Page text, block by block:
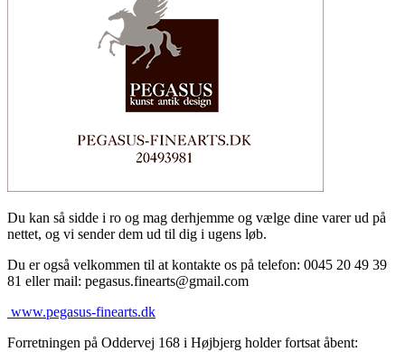
Du kan så sidde i ro og mag derhjemme og vælge dine varer ud på
nettet, og vi sender dem ud til dig i ugens løb.
Du er også velkommen til at kontakte os på telefon: 0045 20 49 39
81 eller mail: pegasus.finearts@gmail.com
www.pegasus-finearts.dk
Forretningen på Oddervej 168 i Højbjerg holder fortsat åbent: